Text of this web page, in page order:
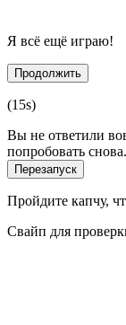
Я всё ещё играю!
Продолжить
(15s)
Вы не ответили
попробовать снова.
Перезапуск
Пройдите капчу,
Свайп для